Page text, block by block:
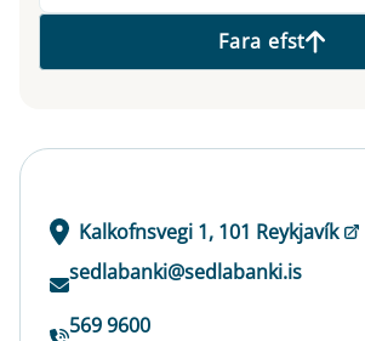
Fara efst
Kalkofnsvegi 1, 101 Reykjavík
sedlabanki@sedlabanki.is
569 9600